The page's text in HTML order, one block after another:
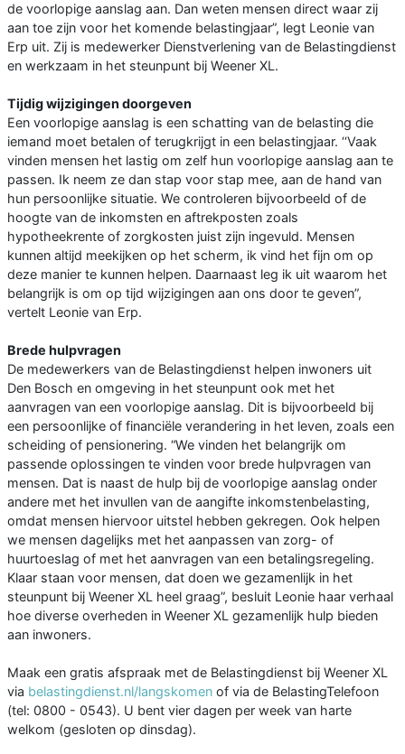
de voorlopige aanslag aan. Dan weten mensen direct waar zij
aan toe zijn voor het komende belastingjaar”, legt Leonie van
Erp uit. Zij is medewerker Dienstverlening van de Belastingdienst
en werkzaam in het steunpunt bij Weener XL.
Tijdig wijzigingen doorgeven
Een voorlopige aanslag is een schatting van de belasting die
iemand moet betalen of terugkrijgt in een belastingjaar. ‘‘Vaak
vinden mensen het lastig om zelf hun voorlopige aanslag aan te
passen. Ik neem ze dan stap voor stap mee, aan de hand van
hun persoonlijke situatie. We controleren bijvoorbeeld of de
hoogte van de inkomsten en aftrekposten zoals
hypotheekrente of zorgkosten juist zijn ingevuld. Mensen
kunnen altijd meekijken op het scherm, ik vind het fijn om op
deze manier te kunnen helpen. Daarnaast leg ik uit waarom het
belangrijk is om op tijd wijzigingen aan ons door te geven”,
vertelt Leonie van Erp.
Brede hulpvragen
De medewerkers van de Belastingdienst helpen inwoners uit
Den Bosch en omgeving in het steunpunt ook met het
aanvragen van een voorlopige aanslag. Dit is bijvoorbeeld bij
een persoonlijke of financiële verandering in het leven, zoals een
scheiding of pensionering. “We vinden het belangrijk om
passende oplossingen te vinden voor brede hulpvragen van
mensen. Dat is naast de hulp bij de voorlopige aanslag onder
andere met het invullen van de aangifte inkomstenbelasting,
omdat mensen hiervoor uitstel hebben gekregen. Ook helpen
we mensen dagelijks met het aanpassen van zorg- of
huurtoeslag of met het aanvragen van een betalingsregeling.
Klaar staan voor mensen, dat doen we gezamenlijk in het
steunpunt bij Weener XL heel graag”, besluit Leonie haar verhaal
hoe diverse overheden in Weener XL gezamenlijk hulp bieden
aan inwoners.
Maak een gratis afspraak met de Belastingdienst bij Weener XL
via belastingdienst.nl/langskomen of via de BelastingTelefoon
(tel: 0800 - 0543). U bent vier dagen per week van harte
welkom (gesloten op dinsdag).